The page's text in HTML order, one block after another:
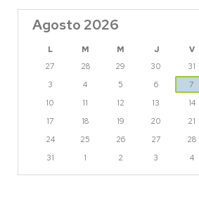
Agosto 2026
L M M J V
27
28 29 30 31
3
4 5 6 7
10
11 12 13 14
17
18 19 20 21
24
25 26 27 28
31
1 2 3 4